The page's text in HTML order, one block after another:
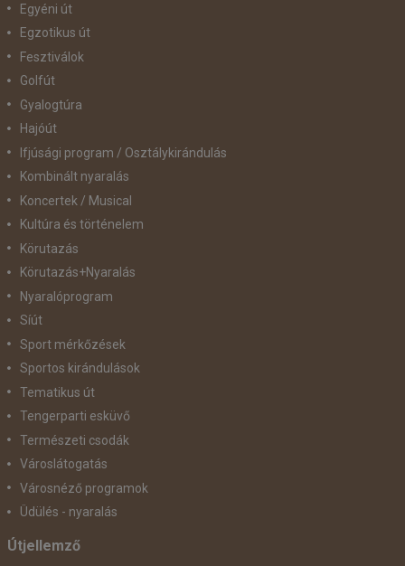
Egyéni út
Egzotikus út
Fesztiválok
Golfút
Gyalogtúra
Hajóút
Ifjúsági program / Osztálykirándulás
Kombinált nyaralás
Koncertek / Musical
Kultúra és történelem
Körutazás
Körutazás+Nyaralás
Nyaralóprogram
Síút
Sport mérkőzések
Sportos kirándulások
Tematikus út
Tengerparti esküvő
Természeti csodák
Városlátogatás
Városnéző programok
Üdülés - nyaralás
Útjellemző